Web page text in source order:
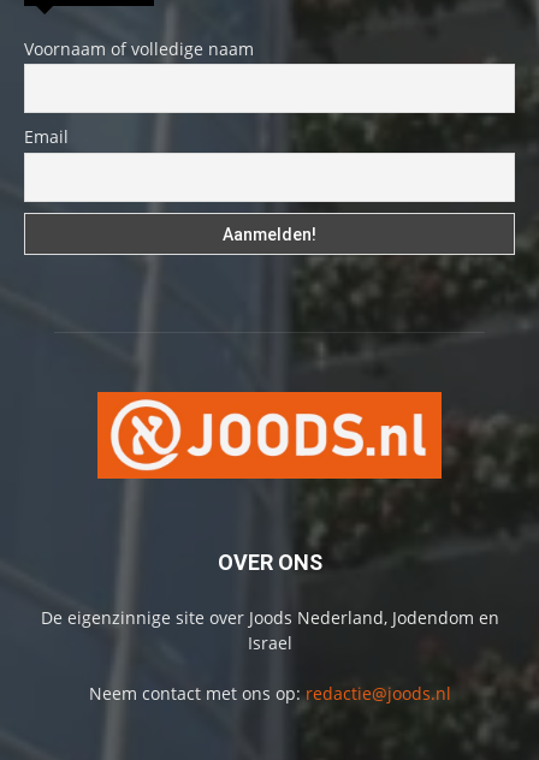
Voornaam of volledige naam
Email
OVER ONS
De eigenzinnige site over Joods Nederland, Jodendom en
Israel
Neem contact met ons op: redactie@joods.nl